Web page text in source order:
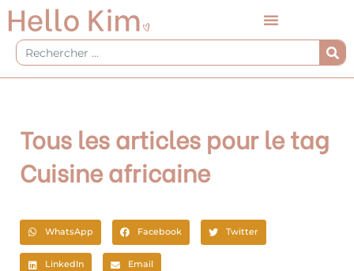
Aller
au
contenu
Rechercher
Tous les articles pour le tag
Cuisine africaine
WhatsApp Facebook Twitter
LinkedIn Email